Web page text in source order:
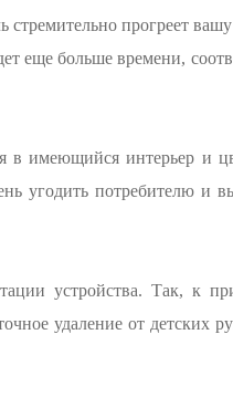
прогреет
еще больше времени,
в имеющийся интерьер и
угодить потребителю и
устройства. Так, к
удаление от детских